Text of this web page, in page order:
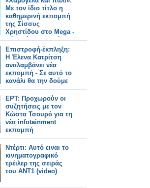
Με τον ίδιο τίτλο η
καθημερινή εκπομπή
της Σίσσυς
Χρηστίδου στο Mega -
Πότε κάνει πρεμιέρα;
Επιστροφή-έκπληξη:
Η Έλενα Κατρίτση
αναλαμβάνει νέα
εκπομπή - Σε αυτό το
κανάλι θα την δούμε
ΕΡΤ: Προχωρούν οι
συζητήσεις με τον
Κώστα Τσουρό για τη
νέα infotainment
εκπομπή
Ντέρτι: Αυτό ειναι το
κινηματογραφικό
τρέιλερ της σειράς
του ΑΝΤ1 (video)